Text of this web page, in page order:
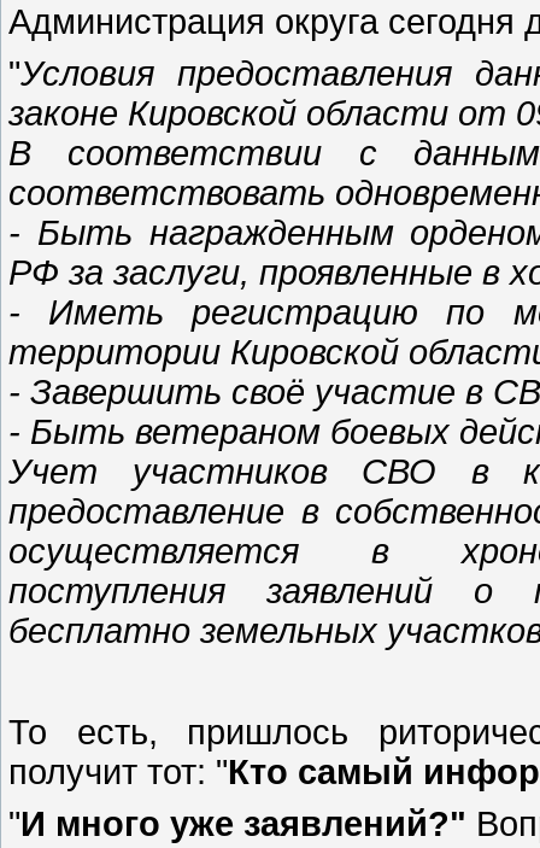
Администрация округа сегодня
"Условия предоставления
законе Кировской области от
В соответствии с
соответствовать
- Быть награжденным
РФ за заслуги, проявленные в
- Иметь регистрацию по
территории Кировской
- Завершить своё участие в
- Быть ветераном боевых
Учет участников СВО в
предоставление в
осуществляется в
поступления заявлений о
бесплатно земельных
То есть, пришлось
получит тот: "Кто самый
"И много уже заявлений?"